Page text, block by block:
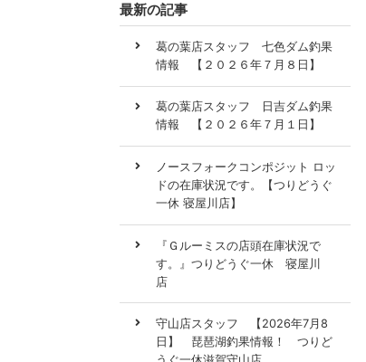
最新の記事
葛の葉店スタッフ 七色ダム釣果
情報 【２０２６年７月８日】
葛の葉店スタッフ 日吉ダム釣果
情報 【２０２６年７月１日】
ノースフォークコンポジット ロッ
ドの在庫状況です。【つりどうぐ
一休 寝屋川店】
『Ｇルーミスの店頭在庫状況で
す。』つりどうぐ一休 寝屋川
店
守山店スタッフ 【2026年7月8
日】 琵琶湖釣果情報！ つりど